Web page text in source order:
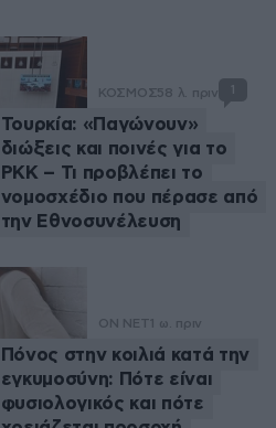
ΚΟΣΜΟΣ58 λ. πριν 1
Τουρκία: «Παγώνουν»
διώξεις και ποινές για το
PKK – Τι προβλέπει το
νομοσχέδιο που πέρασε από
την Εθνοσυνέλευση
ON NET 1 ω. πριν
Πόνος στην κοιλιά κατά την
εγκυμοσύνη: Πότε είναι
φυσιολογικός και πότε